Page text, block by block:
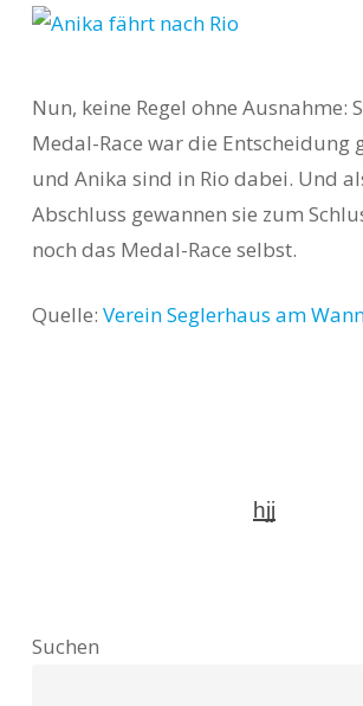
Nun, keine Regel ohne Ausnahme:
Medal-Race war die Entscheidung
und Anika sind in Rio dabei. Und
Abschluss gewannen sie zum
noch das Medal-Race selbst.
Quelle: Verein Seglerhaus am
hjj
Suchen